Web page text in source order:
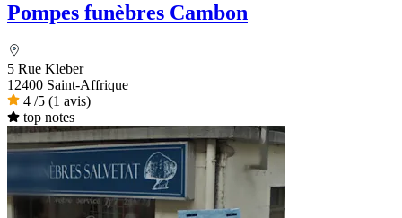
Pompes funèbres Cambon
5 Rue Kleber
12400 Saint-Affrique
4 /5 (1 avis)
top notes